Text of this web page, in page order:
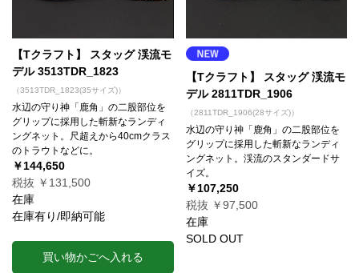
【Tクラフト】 スタッグ 渓流モ
デル 3513TDR_1823
（3513TDR_1823(35サイズ)）
水辺の守り神「鹿角」の二股部位を
グリップに採用した斬新なランディ
ングネット。尺超えから40cmクラス
のトラウトなどに。
￥144,650
税抜 ￥131,500
在庫
在庫有り/即納可能
買い物かごへ入れる
【Tクラフト】 スタッグ 渓流モ
デル 2811TDR_1906
（2811TDR_1906(28サイズ)）
水辺の守り神「鹿角」の二股部位を
グリップに採用した斬新なランディ
ングネット。渓流のスタンダードサ
イズ。
￥107,250
税抜 ￥97,500
在庫
SOLD OUT